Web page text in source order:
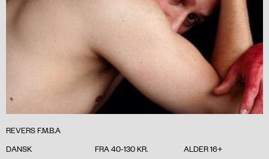
REVERS F.M.B.A
DANSK
FRA 40-130 KR. ALDER 16+